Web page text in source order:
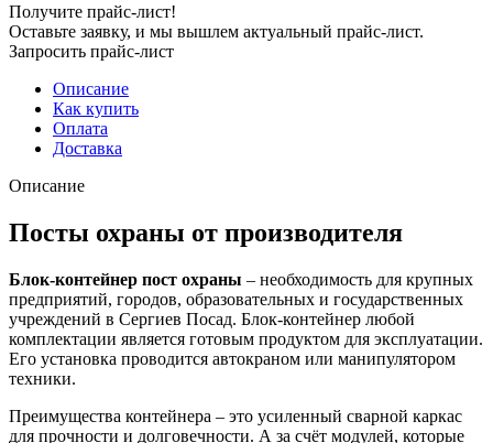
Получите прайс-лист!
Оставьте заявку, и мы вышлем актуальный прайс-лист.
Запросить прайс-лист
Описание
Как купить
Оплата
Доставка
Описание
Посты охраны от производителя
Блок-контейнер пост охраны – необходимость для крупных
предприятий, городов, образовательных и государственных
учреждений в Сергиев Посад. Блок-контейнер любой
комплектации является готовым продуктом для эксплуатации.
Его установка проводится автокраном или манипулятором
техники.
Преимущества контейнера – это усиленный сварной каркас
для прочности и долговечности. А за счёт модулей, которые